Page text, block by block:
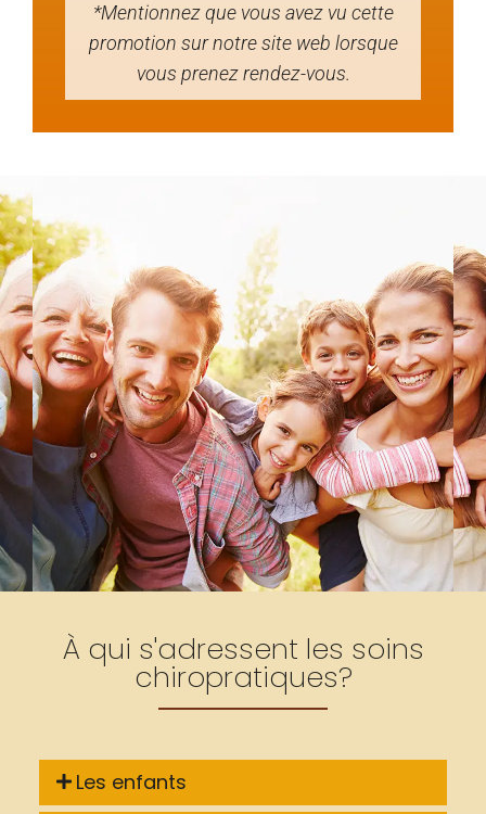
*Mentionnez que vous avez vu cette
promotion sur notre site web lorsque
vous prenez rendez-vous.
À qui s'adressent les soins
chiropratiques?
Les enfants